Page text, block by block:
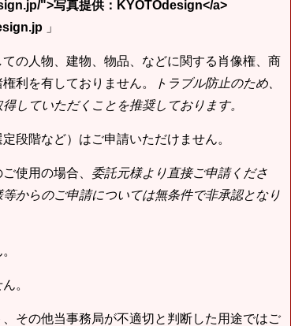
">写真提供：KYOTOdesign</a>
」
の人物、建物、物品、などに関する肖像権、商
利を有しておりません。
トラブル防止のため、
していただくことを推奨しております。
段階など）はご申請いただけません。
使用の場合、 委託元様より直接ご申請くださ
からのご申請については無条件で非承認となり
。
その他当事務局が不適切と判断した用途ではご